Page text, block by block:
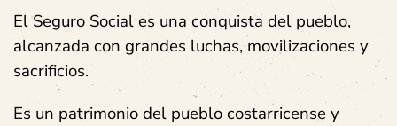
El Seguro Social es una conquista del pueblo,
alcanzada con grandes luchas, movilizaciones y
sacrificios.
Es un patrimonio del pueblo costarricense y